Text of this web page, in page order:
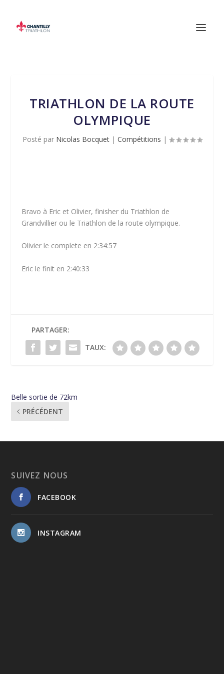
TRIATHLON DE LA ROUTE
OLYMPIQUE
Posté par Nicolas Bocquet| Compétitions |
Bravo à Eric et Olivier, finisher du Triathlon de
Grandvillier ou le Triathlon de la route olympique.
Olivier le complete en 2:34:57
Eric le finit en 2:40:33
PARTAGER:
TAUX:
Belle sortie de 72km
PRÉCÉDENT
SUIVEZ NOUS
FACEBOOK
INSTAGRAM